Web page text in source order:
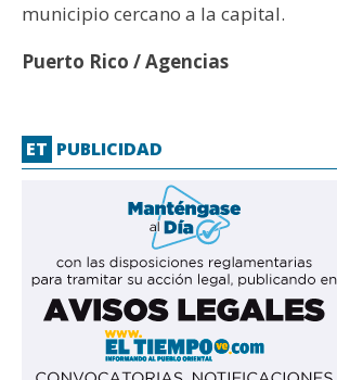
municipio cercano a la capital.
Puerto Rico / Agencias
ET PUBLICIDAD